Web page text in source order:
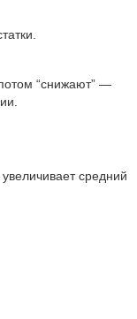
“снижают” —
средний